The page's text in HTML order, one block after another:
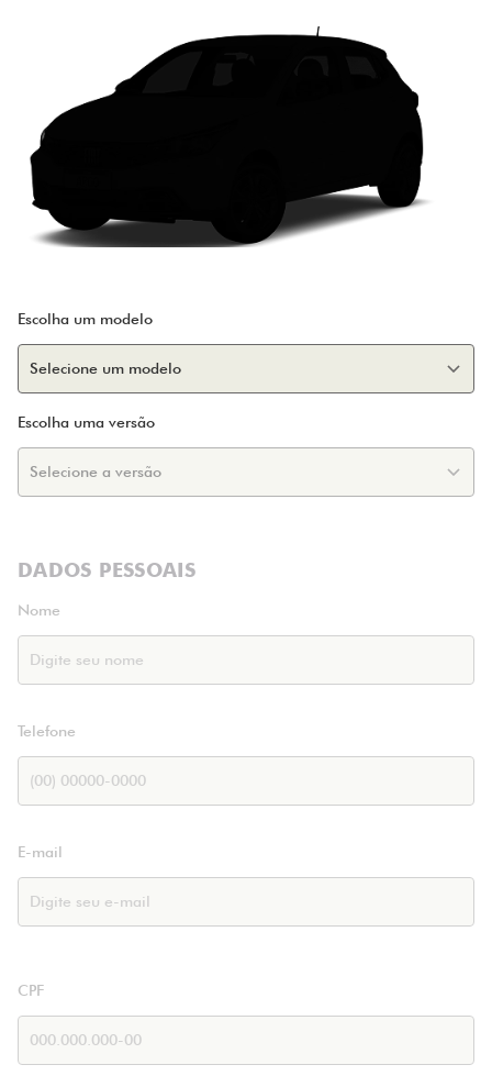
Escolha um modelo
Escolha uma versão
DADOS PESSOAIS
Nome
Telefone
E-mail
CPF